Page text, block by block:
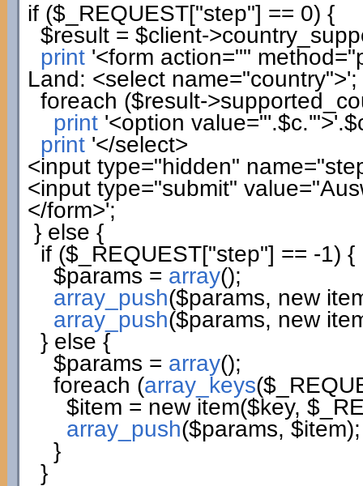
if ($_REQUEST["step"] == 0) {
$result= $client->
print '<form action=""
Land: <select name="country">';
foreach ($result->
print '<option value="'.$c.'">'.
print '</select>
<input type="hidden"
<input type="submit"
</form>';
} else {
if ($_REQUEST["step"] == -1) {
$params = array();
array_push($params, new
array_push($params, new
} else {
$params = array();
foreach (array_keys(
$item = newitem($key,
array_push($params, $item);
}
}